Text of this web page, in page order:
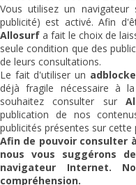
Vous utilisez un
publicité) est activé. Afin
Allosurf a fait le choix de
seule condition que des
de leurs consultations.
Le fait d'utiliser un
déjà fragile nécessaire à
souhaitez consulter sur
publication de nos
publicités présentes sur cette
Afin de pouvoir consulter
nous vous suggérons
navigateur Internet.
compréhension.